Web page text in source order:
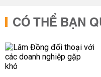
CÓ THỂ BẠN